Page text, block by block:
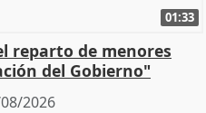
01:33
reparto de menores
del Gobierno"
2026